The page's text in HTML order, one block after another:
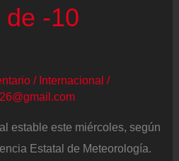
de -10
/ Internacional /
estable este miércoles, según
Estatal de Meteorología.